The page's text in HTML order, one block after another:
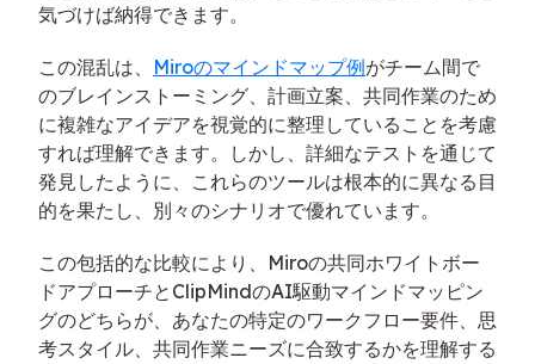
気づけば納得できます。
この混乱は、 Miroのマインドマップ例がチーム間で
のブレインストーミング、計画立案、共同作業のため
に複雑なアイデアを視覚的に整理していることを考慮
すれば理解できます。しかし、詳細なテストを通じて
発見したように、これらのツールは根本的に異なる目
的を果たし、別々のシナリオで優れています。
この包括的な比較により、Miroの共同ホワイトボー
ドアプローチとClipMindのAI駆動マインドマッピン
グのどちらが、あなたの特定のワークフロー要件、思
考スタイル、共同作業ニーズに合致するかを理解する